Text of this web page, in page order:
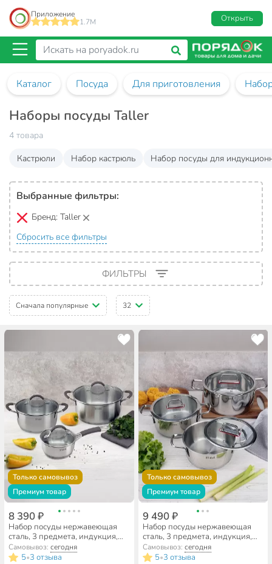
Приложение
1.7M
Открыть
Каталог Посуда Для приготовления
Наборы посуды Taller
4 товара
Кастрюли
Набор кастрюль Набор посуды для
Выбранные фильтры:
Бренд: Taller
Сбросить все фильтры
ФИЛЬТРЫ
Сначала популярные 32
Только самовывоз
Премиум товар
8 390 ₽
Набор посуды нержавеющая
сталь, 3 предмета, индукция,
Taller, Лира, 11025
Самовывоз:сегодня
5•3 отзыва
Только самовывоз
Премиум товар
9 490 ₽
Набор посуды нержавеющая
сталь, 3 предмета, индукция,
Taller, Тенденси, 17270
Самовывоз: сегодня
5•3 отзыва